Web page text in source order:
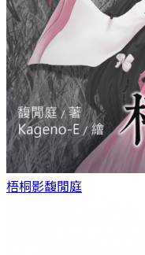
梧桐影馥閒庭